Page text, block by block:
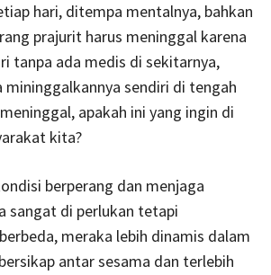
hari, ditempa mentalnya, bahkan
prajurit harus meninggal karena
tanpa ada medis di sekitarnya,
sendiri di tengah
apakah ini yang ingin di
kita?
berperang dan menjaga
sangat di perlukan tetapi
meraka lebih dinamis dalam
antar sesama dan terlebih